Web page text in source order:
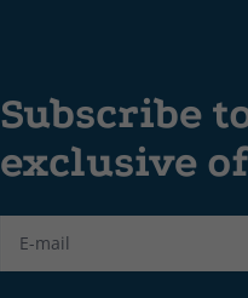
Subscribe
exclusive